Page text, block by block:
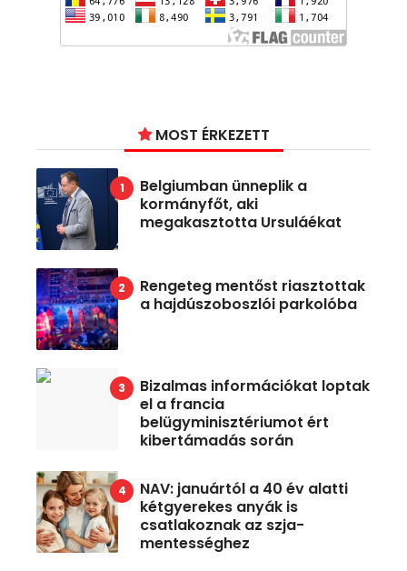
MOST ÉRKEZETT
Belgiumban ünneplik a
kormányfőt, aki
megakasztotta Ursuláékat
Rengeteg mentőst riasztottak
a hajdúszoboszlói parkolóba
Bizalmas információkat loptak
el a francia
belügyminisztériumot ért
kibertámadás során
NAV: januártól a 40 év alatti
kétgyerekes anyák is
csatlakoznak az szja-
mentességhez